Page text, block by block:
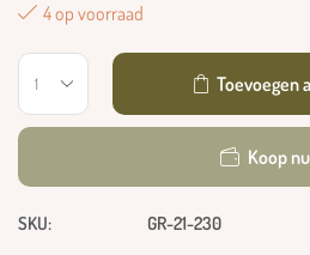
4 op voorraad
Toevoegen
Koop nu
SKU: GR-21-230